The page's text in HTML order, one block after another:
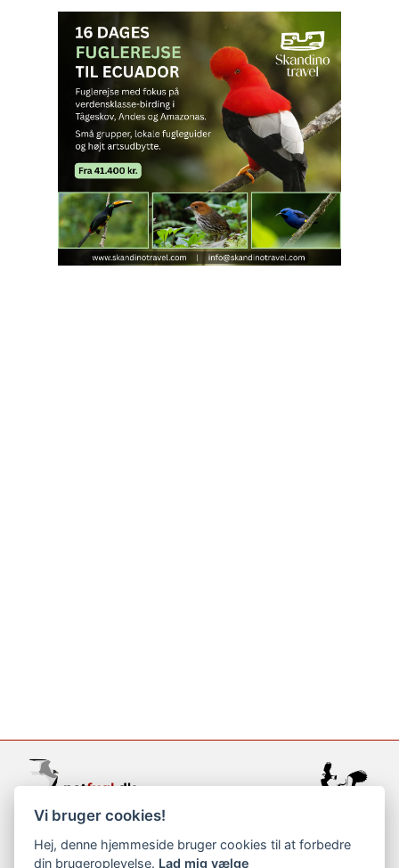
support@netfugl.dk
Vi bruger cookies!
Hej, denne hjemmeside bruger cookies til at forbedre
din brugeroplevelse. Lad mig vælge